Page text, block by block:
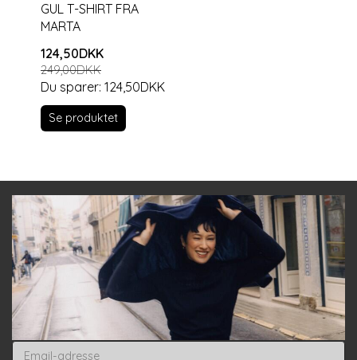
GUL T-SHIRT FRA
MARTA
124,50DKK
249,00DKK
Du sparer: 124,50DKK
Se produktet
Email-